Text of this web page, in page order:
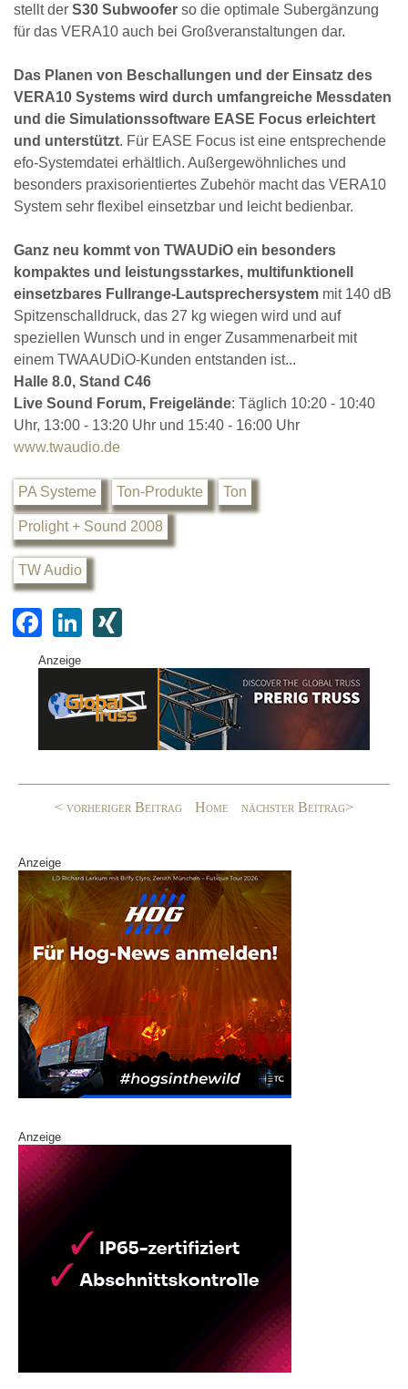
stellt der S30 Subwoofer so die optimale Subergänzung
für das VERA10 auch bei Großveranstaltungen dar.
Das Planen von Beschallungen und der Einsatz des
VERA10 Systems wird durch umfangreiche Messdaten
und die Simulationssoftware EASE Focus erleichtert
und unterstützt. Für EASE Focus ist eine entsprechende
efo-Systemdatei erhältlich. Außergewöhnliches und
besonders praxisorientiertes Zubehör macht das VERA10
System sehr flexibel einsetzbar und leicht bedienbar.
Ganz neu kommt von TWAUDiO ein besonders
kompaktes und leistungsstarkes, multifunktionell
einsetzbares Fullrange-Lautsprechersystem mit 140 dB
Spitzenschalldruck, das 27 kg wiegen wird und auf
speziellen Wunsch und in enger Zusammenarbeit mit
einem TWAAUDiO-Kunden entstanden ist...
Halle 8.0, Stand C46
Live Sound Forum, Freigelände: Täglich 10:20 - 10:40
Uhr, 13:00 - 13:20 Uhr und 15:40 - 16:00 Uhr
www.twaudio.de
PA Systeme Ton-Produkte Ton
Prolight + Sound 2008
TW Audio
F
a
c
e
o
Li
k
e
G
Anzeige
< vorheriger Beitrag Home nächster Beitrag>
Anzeige
Anzeige